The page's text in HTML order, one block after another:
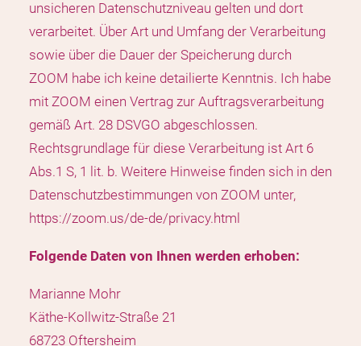
unsicheren Datenschutzniveau gelten und dort
verarbeitet. Über Art und Umfang der Verarbeitung
sowie über die Dauer der Speicherung durch
ZOOM habe ich keine detailierte Kenntnis. Ich habe
mit ZOOM einen Vertrag zur Auftragsverarbeitung
gemäß Art. 28 DSVGO abgeschlossen.
Rechtsgrundlage für diese Verarbeitung ist Art 6
Abs.1 S, 1 lit. b. Weitere Hinweise finden sich in den
Datenschutzbestimmungen von ZOOM unter,
https://zoom.us/de-de/privacy.html
Folgende Daten von Ihnen werden erhoben:
Marianne Mohr
Käthe-Kollwitz-Straße 21
68723 Oftersheim